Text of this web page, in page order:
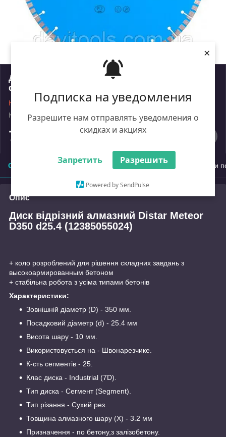
Подписка на уведомления
Разрешите нам отправлять уведомления о
скидках и акциях
Запретить Разрешить
Powered by SendPulse
×
Диск відрізний алмазний Distar Meteor D350
d25.4 (12385055024)
Немає в наявності
Код: ik_2033279
Роздріб
7 563
Опис Характеристики Доставка Оплата Умови
Опис
Диск відрізний алмазний Distar Meteor
D350 d25.4 (12385055024)
+ коло розроблений для рішення складних завдань з
высокоармированным бетоном
+ стабільна робота з усіма типами бетонів
Характеристики:
Зовнішній діаметр (D) - 350 мм.
Посадковий діаметр (d) - 25.4 мм
Висота шару - 10 мм.
Використовується на - Швонарезчике.
К-сть сегментів - 25.
Клас диска - Industrial (7D).
Тип диска - Сегмент (Segment).
Тип різання - Сухий рез.
Товщина алмазного шару (X) - 3.2 мм
Призначення - по бетону,з залізобетону.